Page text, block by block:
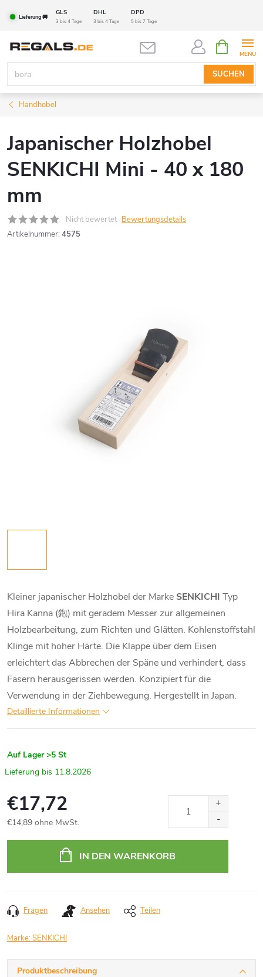
InhaltLieferung 🚚
GLS DHL DPD
3 bis 4 Tage 3 bis 4 Tage 5 bis 7 Tage
SUCHEN
Handhobel
Japanischer Holzhobel
SENKICHI Mini - 40 x 180
mm
Nicht bewertet Bewertungsdetails
Artikelnummer: 4575
Kleiner japanischer Holzhobel der Marke SENKICHI Typ
Hira Kanna (鉋) mit geradem Messer zur allgemeinen
Holzbearbeitung, zum Richten und Glätten. Kohlenstoffstahl
Klinge mit hoher Härte. Die Klappe über dem Eisen
erleichtert das Abbrechen der Späne und verhindert, dass
Fasern herausgerissen werden. Konzipiert für die
Verwendung in der Ziehbewegung. Hergestellt in Japan.
Detaillierte Informationen
Auf Lager >5 St
11.8.2026
€17,72
€14,89 ohne MwSt.
IN DEN WARENKORB
Fragen Ansehen Teilen
Marke:SENKICHI
Produktbeschreibung